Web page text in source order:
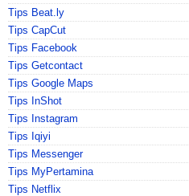
Tips Beat.ly
Tips CapCut
Tips Facebook
Tips Getcontact
Tips Google Maps
Tips InShot
Tips Instagram
Tips Iqiyi
Tips Messenger
Tips MyPertamina
Tips Netflix